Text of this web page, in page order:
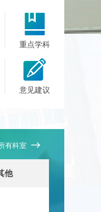

重点学科

意见建议
他
有科室 